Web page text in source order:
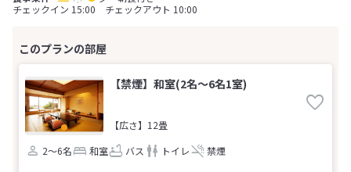
チェックイン 15:00 チェックアウト 10:00
【禁煙】和室(2名～6名1室)
【広さ】12畳
2～6名
和室 バス トイレ 禁煙